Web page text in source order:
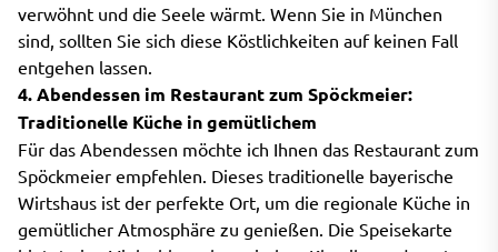
verwöhnt und die Seele wärmt. Wenn Sie in München
sind, sollten Sie sich diese Köstlichkeiten auf keinen Fall
entgehen lassen.
4. Abendessen im Restaurant zum Spöckmeier:
Traditionelle Küche in gemütlichem
Für das Abendessen möchte ich Ihnen das Restaurant zum
Spöckmeier empfehlen. Dieses traditionelle bayerische
Wirtshaus ist der perfekte Ort, um die regionale Küche in
gemütlicher Atmosphäre zu genießen. Die Speisekarte